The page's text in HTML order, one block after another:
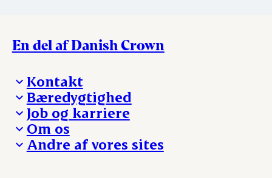
En del af Danish Crown
Kontakt
Besøg Danish Crown
Presse og nyheder
Reklamationer
Whistleblower
Øvrige henvendelser
Bæredygtighed
Fra jord til bord
Hverdagen
Ansvarlighed og nøgletal
Job og karriere
Arbejd med os
Ledige stillinger
Om os
Hvem er vi
Andre af vores sites